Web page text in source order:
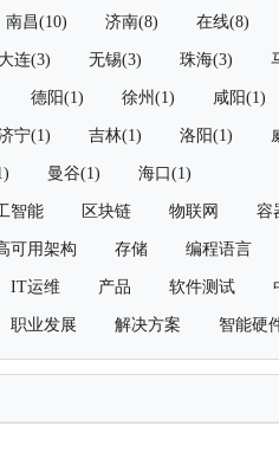
南昌(10) 济南(8) 在线(8)
大连(3) 无锡(3) 珠海(3)
德阳(1) 徐州(1) 咸阳(1)
宁(1) 吉林(1) 洛阳(1)
曼谷(1) 海口(1)
智能 区块链 物联网 容
可用架构 存储 编程语言
IT运维 产品 软件测试
职业发展 解决方案 智能硬